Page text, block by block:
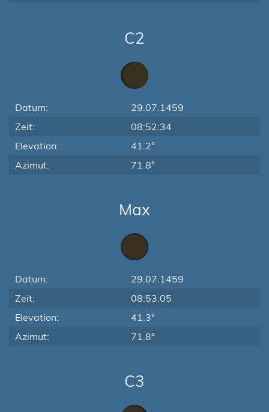
C2
Datum:
29.07.1459
Zeit:
08:52:34
Elevation:
41.2°
Azimut:
71.8°
Max
Datum:
29.07.1459
Zeit:
08:53:05
Elevation:
41.3°
Azimut:
71.8°
C3